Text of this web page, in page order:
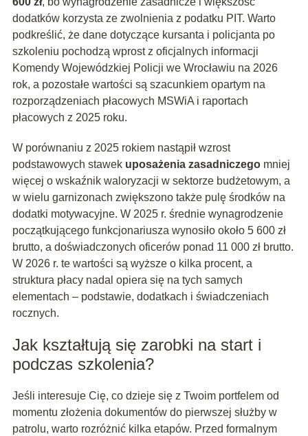
dodatków korzysta ze zwolnienia z podatku PIT. Warto
podkreślić, że dane dotyczące kursanta i policjanta po
szkoleniu pochodzą wprost z oficjalnych informacji
Komendy Wojewódzkiej Policji we Wrocławiu na 2026
rok, a pozostałe wartości są szacunkiem opartym na
rozporządzeniach płacowych MSWiA i raportach
płacowych z 2025 roku.
W porównaniu z 2025 rokiem nastąpił wzrost
podstawowych stawek uposażenia zasadniczegomniej
więcej o wskaźnik waloryzacji w sektorze budżetowym, a
w wielu garnizonach zwiększono także pulę środków na
dodatki motywacyjne. W 2025 r. średnie wynagrodzenie
początkującego funkcjonariusza wynosiło około 5 600 zł
brutto, a doświadczonych oficerów ponad 11 000 zł brutto.
W 2026 r. te wartości są wyższe o kilka procent, a
struktura płacy nadal opiera się na tych samych
elementach – podstawie, dodatkach i świadczeniach
rocznych.
Jak kształtują się zarobki na start i
podczas szkolenia?
Jeśli interesuje Cię, co dzieje się z Twoim portfelem od
momentu złożenia dokumentów do pierwszej służby w
patrolu, warto rozróżnić kilka etapów. Przed formalnym